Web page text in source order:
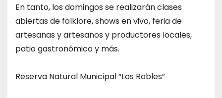
En tanto, los domingos se realizarán clases
abiertas de folklore, shows en vivo, feria de
artesanas y artesanos y productores locales,
patio gastronómico y más.
Reserva Natural Municipal “Los Robles”